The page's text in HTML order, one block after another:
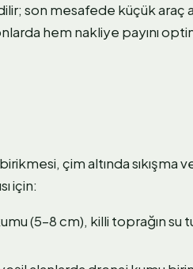
son mesafede küçük araç
hem nakliye payını
çim altında sıkışma
için:
(5–8 cm), killi toprağın su